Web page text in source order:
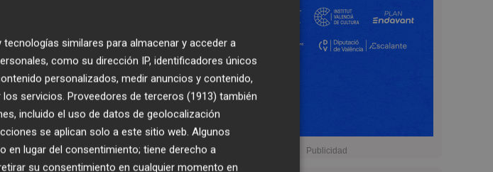
similares para almacenar y acceder a
como su dirección IP, identificadores únicos
personalizados, medir anuncios y contenido,
servicios. Proveedores de terceros (1913) también
incluido el uso de datos de geolocalización
se aplican solo a este sitio web. Algunos
en lugar del consentimiento; tiene derecho a
su consentimiento en cualquier momento en